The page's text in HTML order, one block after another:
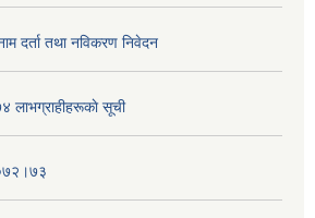
दर्ता तथा नविकरण निवेदन
लाभग्राहीहरूकाे सूची